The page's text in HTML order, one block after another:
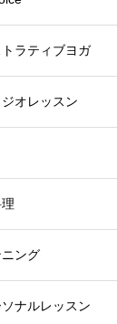
トラティブヨガ
ジオレッスン
ング
ナルレッスン